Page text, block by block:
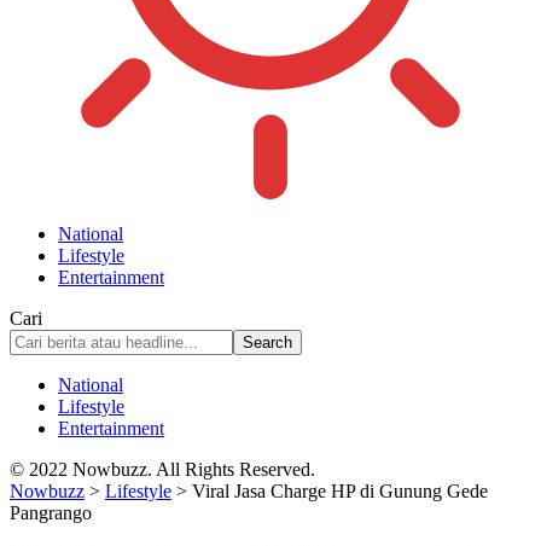
National
Lifestyle
Entertainment
Cari
National
Lifestyle
Entertainment
© 2022 Nowbuzz. All Rights Reserved.
Nowbuzz > Lifestyle > Viral Jasa Charge HP di Gunung Gede
Pangrango